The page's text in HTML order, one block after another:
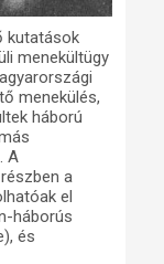
kutatások
menekültügy
menekülés,
háború
A
a
el
háborús
és